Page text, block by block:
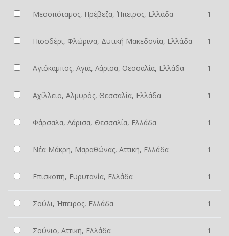
Μεσοπόταμος, Πρέβεζα, Ήπειρος, Ελλάδα 1
Πισοδέρι, Φλώρινα, Δυτική Μακεδονία, Ελλάδα 1
Αγιόκαμπος, Αγιά, Λάρισα, Θεσσαλία, Ελλάδα 1
Αχίλλειο, Αλμυρός, Θεσσαλία, Ελλάδα 1
Φάρσαλα, Λάρισα, Θεσσαλία, Ελλάδα 1
Νέα Μάκρη, Μαραθώνας, Αττική, Ελλάδα 1
Επισκοπή, Ευρυτανία, Ελλάδα 1
Σούλι, Ήπειρος, Ελλάδα 1
Σούνιο, Αττική, Ελλάδα 1